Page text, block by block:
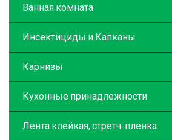
Ванная комната
Инсектициды и Капканы
Карнизы
Кухонные принадлежности
Лента клейкая, стретч-пленка